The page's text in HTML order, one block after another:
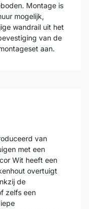
Montage is
mogelijk,
wandrail uit het
van de
aan.
van
met een
Wit heeft een
overtuigt
de
zelfs een